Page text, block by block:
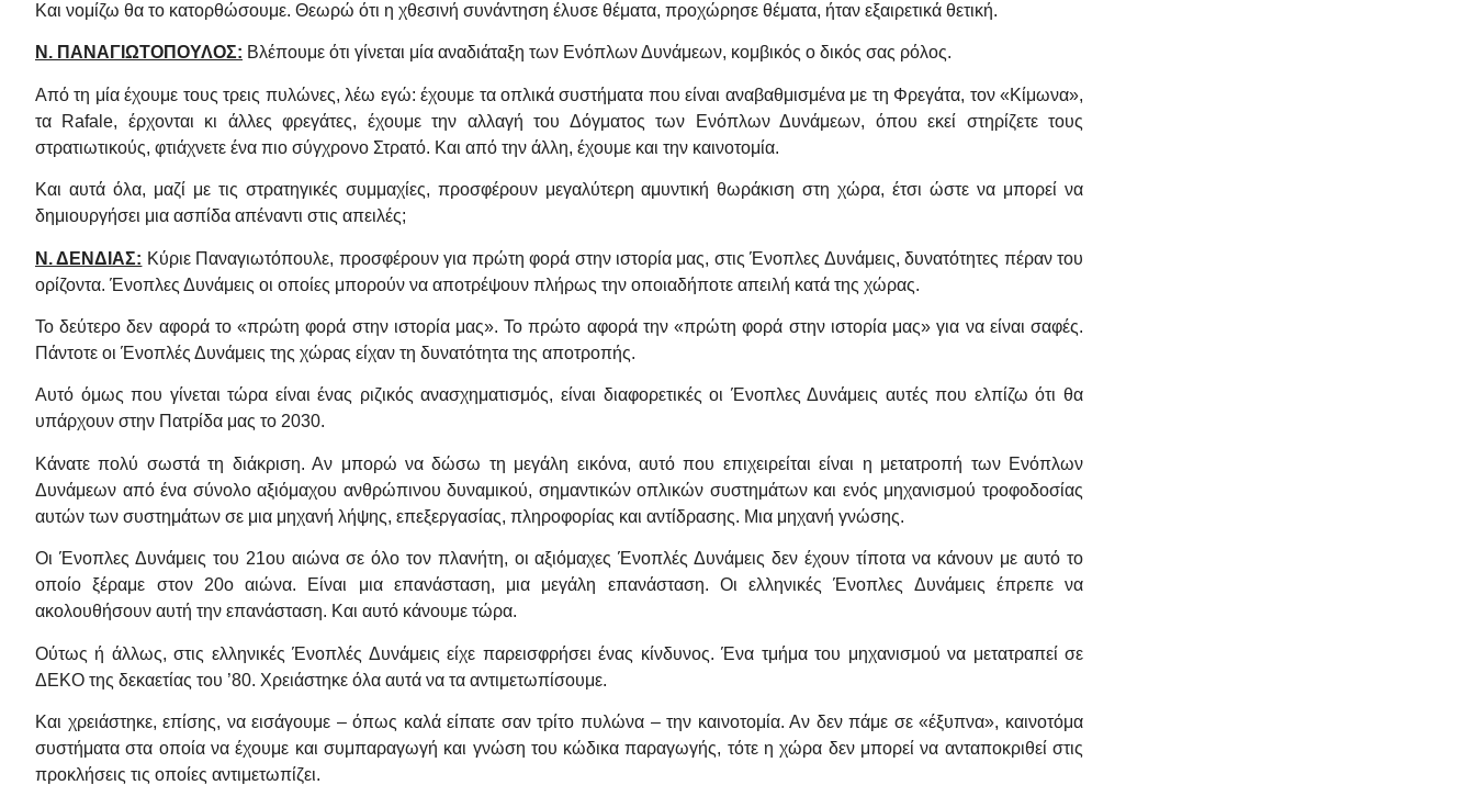
Και νομίζω θα το κατορθώσουμε. Θεωρώ ότι η χθεσινή συνάντηση έλυσε θέματα, προχώρησε θέματα, ήταν εξαιρετικά θετική.
Ν. ΠΑΝΑΓΙΩΤΟΠΟΥΛΟΣ: Βλέπουμε ότι γίνεται μία αναδιάταξη των Ενόπλων Δυνάμεων, κομβικός ο δικός σας ρόλος.
Από τη μία έχουμε τους τρεις πυλώνες, λέω εγώ: έχουμε τα οπλικά συστήματα που είναι αναβαθμισμένα με τη Φρεγάτα, τον «Κίμωνα»,
τα Rafale, έρχονται κι άλλες φρεγάτες, έχουμε την αλλαγή του Δόγματος των Ενόπλων Δυνάμεων, όπου εκεί στηρίζετε τους
στρατιωτικούς, φτιάχνετε ένα πιο σύγχρονο Στρατό. Και από την άλλη, έχουμε και την καινοτομία.
Και αυτά όλα, μαζί με τις στρατηγικές συμμαχίες, προσφέρουν μεγαλύτερη αμυντική θωράκιση στη χώρα, έτσι ώστε να μπορεί να
δημιουργήσει μια ασπίδα απέναντι στις απειλές;
Ν. ΔΕΝΔΙΑΣ: Κύριε Παναγιωτόπουλε, προσφέρουν για πρώτη φορά στην ιστορία μας, στις Ένοπλες Δυνάμεις, δυνατότητες πέραν του
ορίζοντα. Ένοπλες Δυνάμεις οι οποίες μπορούν να αποτρέψουν πλήρως την οποιαδήποτε απειλή κατά της χώρας.
Το δεύτερο δεν αφορά το «πρώτη φορά στην ιστορία μας». Το πρώτο αφορά την «πρώτη φορά στην ιστορία μας» για να είναι σαφές.
Πάντοτε οι Ένοπλές Δυνάμεις της χώρας είχαν τη δυνατότητα της αποτροπής.
Αυτό όμως που γίνεται τώρα είναι ένας ριζικός ανασχηματισμός, είναι διαφορετικές οι Ένοπλες Δυνάμεις αυτές που ελπίζω ότι θα
υπάρχουν στην Πατρίδα μας το 2030.
Κάνατε πολύ σωστά τη διάκριση. Αν μπορώ να δώσω τη μεγάλη εικόνα, αυτό που επιχειρείται είναι η μετατροπή των Ενόπλων
Δυνάμεων από ένα σύνολο αξιόμαχου ανθρώπινου δυναμικού, σημαντικών οπλικών συστημάτων και ενός μηχανισμού τροφοδοσίας
αυτών των συστημάτων σε μια μηχανή λήψης, επεξεργασίας, πληροφορίας και αντίδρασης. Μια μηχανή γνώσης.
Οι Ένοπλες Δυνάμεις του 21ου αιώνα σε όλο τον πλανήτη, οι αξιόμαχες Ένοπλές Δυνάμεις δεν έχουν τίποτα να κάνουν με αυτό το
οποίο ξέραμε στον 20ο αιώνα. Είναι μια επανάσταση, μια μεγάλη επανάσταση. Οι ελληνικές Ένοπλες Δυνάμεις έπρεπε να
ακολουθήσουν αυτή την επανάσταση. Και αυτό κάνουμε τώρα.
Ούτως ή άλλως, στις ελληνικές Ένοπλές Δυνάμεις είχε παρεισφρήσει ένας κίνδυνος. Ένα τμήμα του μηχανισμού να μετατραπεί σε
ΔΕΚΟ της δεκαετίας του ’80. Χρειάστηκε όλα αυτά να τα αντιμετωπίσουμε.
Και χρειάστηκε, επίσης, να εισάγουμε – όπως καλά είπατε σαν τρίτο πυλώνα – την καινοτομία. Αν δεν πάμε σε «έξυπνα», καινοτόμα
συστήματα στα οποία να έχουμε και συμπαραγωγή και γνώση του κώδικα παραγωγής, τότε η χώρα δεν μπορεί να ανταποκριθεί στις
προκλήσεις τις οποίες αντιμετωπίζει.